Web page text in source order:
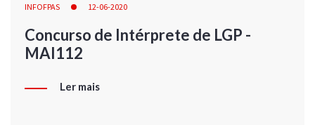
INFOFPAS 12-06-2020
Concurso de Intérprete de LGP -
MAI112
Ler mais